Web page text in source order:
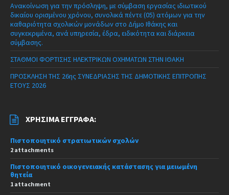
Ανακοίνωση για την πρόσληψη, με σύμβαση εργασίας ιδιωτικού
δικαίου ορισμένου χρόνου, συνολικά πέντε (05) ατόμων για την
καθαριότητα σχολικών μονάδων στο Δήμο Ιθάκης και
συγκεκριμένα, ανά υπηρεσία, έδρα, ειδικότητα και διάρκεια
σύμβασης.
ΣΤΑΘΜΟΙ ΦΟΡΤΙΣΗΣ ΗΛΕΚΤΡΙΚΩΝ ΟΧΗΜΑΤΩΝ ΣΤΗΝ ΙΘΑΚΗ
ΠΡΟΣΚΛΗΣΗ ΤΗΣ 26ης ΣΥΝΕΔΡΙΑΣΗΣ ΤΗΣ ΔΗΜΟΤΙΚΗΣ ΕΠΙΤΡΟΠΗΣ
ΕΤΟΥΣ 2026
ΧΡΉΣΙΜΑ ΈΓΓΡΑΦΑ:
Πιστοποιητικό στρατιωτικών σχολών
2 attachments
Πιστοποιητικό οικογενειακής κατάστασης για μειωμένη
θητεία
1 attachment